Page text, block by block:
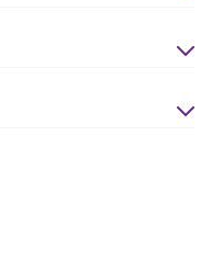
"Родина"